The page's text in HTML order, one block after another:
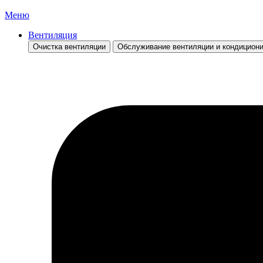
Меню
Вентиляция
Очистка вентиляции Обслуживание вентиляции и